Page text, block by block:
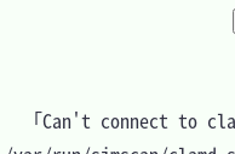
「Can't connect to